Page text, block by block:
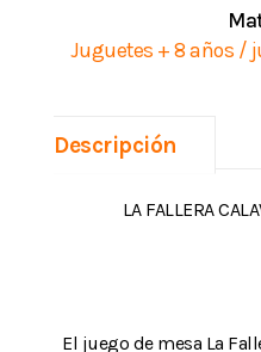
Juguetes + 8 años /
Descripción
LA FALLERA
El juego de mesa La